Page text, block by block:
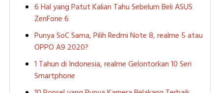
6 Hal yang Patut Kalian Tahu Sebelum Beli ASUS
ZenFone 6
Punya SoC Sama, Pilih Redmi Note 8, realme 5 atau
OPPO A9 2020?
1 Tahun di Indonesia, realme Gelontorkan 10 Seri
Smartphone